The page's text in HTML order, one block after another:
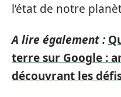
l’état de notre
A lire également :
terre sur Google :
découvrant les